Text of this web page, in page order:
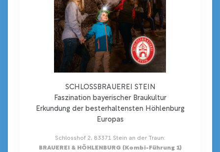
SCHLOSSBRAUEREI STEIN
Faszination bayerischer Braukultur
Erkundung der besterhaltensten Höhlenburg
Europas
Schlosshof 2, 83371 Stein an der Traun:
BRAUEREI & HÖHLENBURG (Kombi-Führung 1)